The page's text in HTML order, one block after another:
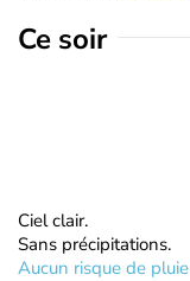
Ce soir
Ciel clair.
Sans précipitations.
Aucun risque de pluie